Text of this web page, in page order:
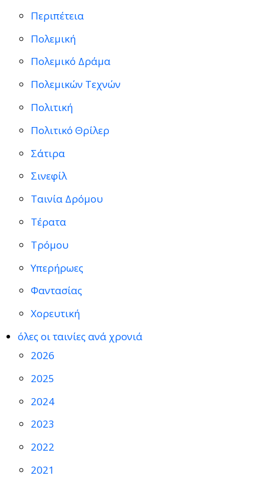
Περιπέτεια
Πολεμική
Πολεμικό Δράμα
Πολεμικών Τεχνών
Πολιτική
Πολιτικό Θρίλερ
Σάτιρα
Σινεφίλ
Ταινία Δρόμου
Τέρατα
Τρόμου
Υπερήρωες
Φαντασίας
Χορευτική
όλες οι ταινίες ανά χρονιά
2026
2025
2024
2023
2022
2021